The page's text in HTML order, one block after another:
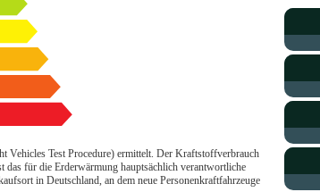
Vehicles Test Procedure) ermittelt. Der Kraftstoffverbrauch
für die Erderwärmung hauptsächlich verantwortliche
in Deutschland, an dem neue Personenkraftfahrzeuge